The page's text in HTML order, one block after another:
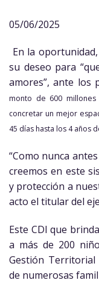
05/06/2025
En la
su deseo para
amores”, ante los
monto de 600
concretar un mejor
45 días hasta los 4 años
“Como nunca
creemos en este
y protección a
acto el titular del
Este CDI que
a más de 200
Gestión Territorial
de numerosas